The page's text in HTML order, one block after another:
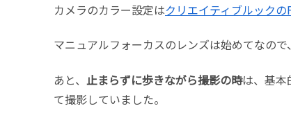
カメラのカラー設定はクリエイティブルックの
マニュアルフォーカスのレンズは始めてなの
あと、 止まらずに歩きながら撮影の時は、基本
て撮影していました。